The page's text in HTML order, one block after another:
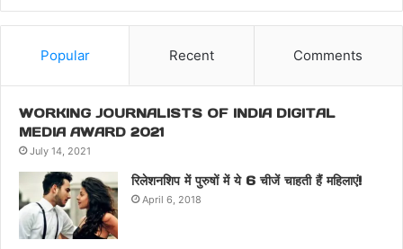
Popular Recent Comments
WORKING JOURNALISTS OF INDIA DIGITAL
MEDIA AWARD 2021
July 14, 2021
रिलेशनशिप में पुरुषों में ये 6 चीजें चाहती हैं महिलाएं!
April 6, 2018